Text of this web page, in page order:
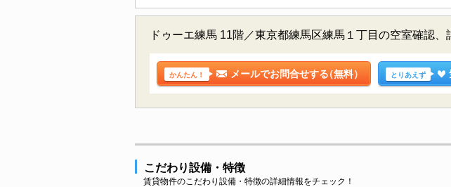
ドゥーエ練馬 11階／東京都練馬区練馬１丁目の空室確認
かんたん！ メールでお問合せする（無料） とりあえず
こだわり設備・特徴
賃貸物件のこだわり設備・特徴の詳細情報をチェック！